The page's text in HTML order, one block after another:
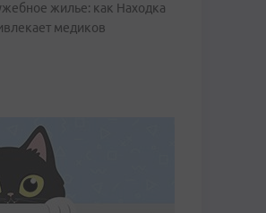
жилье: как Находка
медиков